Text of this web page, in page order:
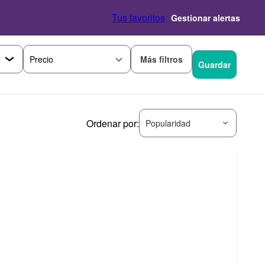
Tus favoritos Gestionar alertas
Precio Más filtros Guardar
Ordenar por: Popularidad